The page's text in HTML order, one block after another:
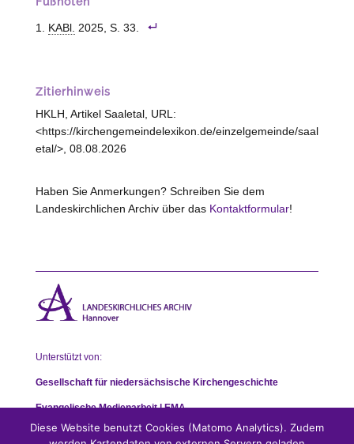
KABl. 2025, S. 33.
Zitierhinweis
HKLH, Artikel Saaletal, URL:
<https://kirchengemeindelexikon.de/einzelgemeinde/saal
etal/>, 08.08.2026
Haben Sie Anmerkungen? Schreiben Sie dem
Landeskirchlichen Archiv über das Kontaktformular!
Unterstützt von:
Gesellschaft für niedersächsische Kirchengeschichte
Evangelische Medienarbeit | EMA
Diese Website benutzt Cookies (Matomo Analytics). Zudem